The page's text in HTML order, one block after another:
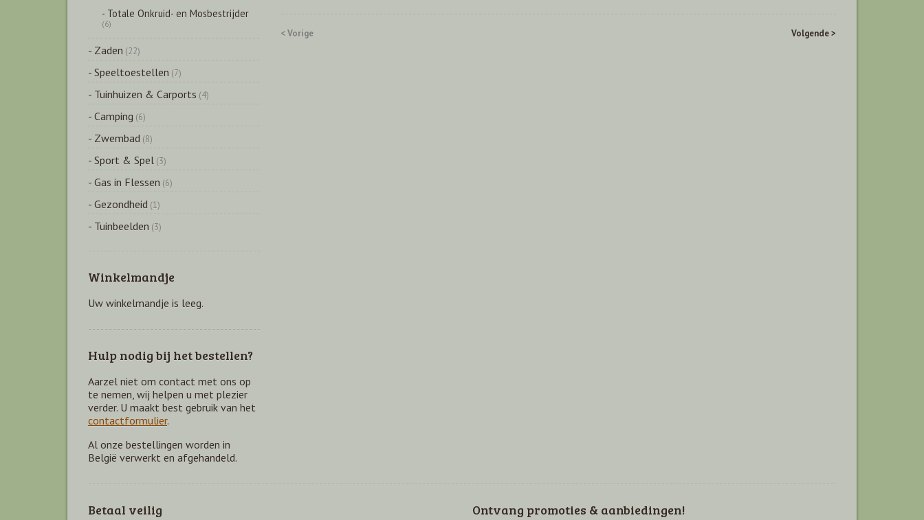
< Vorige Volgende >
- Totale Onkruid- en Mosbestrijder
(6)
- Zaden (22)
- Speeltoestellen (7)
- Tuinhuizen & Carports (4)
- Camping (6)
- Zwembad (8)
- Sport & Spel (3)
- Gas in Flessen (6)
- Gezondheid (1)
- Tuinbeelden (3)
Winkelmandje
Uw winkelmandje is leeg.
Hulp nodig bij het bestellen?
Aarzel niet om contact met ons op
te nemen, wij helpen u met plezier
verder. U maakt best gebruik van het
contactformulier.
Al onze bestellingen worden in
België verwerkt en afgehandeld.
Betaal veilig Ontvang promoties & aanbiedingen!